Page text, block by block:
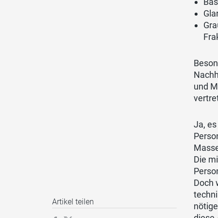
und
Ja,
Die
Doch
Artikel teilen